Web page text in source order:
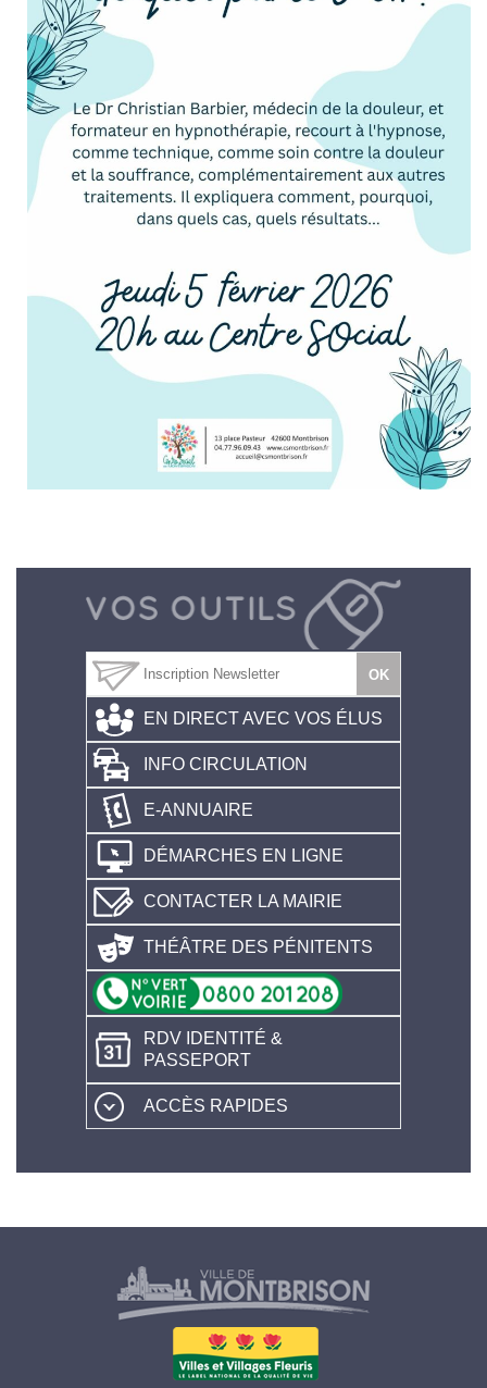
EN DIRECT AVEC VOS ÉLUS
INFO CIRCULATION
E-ANNUAIRE
DÉMARCHES EN LIGNE
CONTACTER LA MAIRIE
THÉÂTRE DES PÉNITENTS
RDV IDENTITÉ &
PASSEPORT
ACCÈS RAPIDES